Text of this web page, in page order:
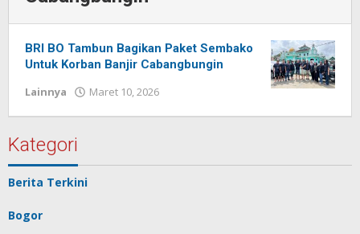
BRI BO Tambun Bagikan Paket Sembako
Untuk Korban Banjir Cabangbungin
Lainnya
Maret 10, 2026
Kategori
Berita Terkini
Bogor